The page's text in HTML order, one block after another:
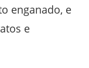
enganado, e
e